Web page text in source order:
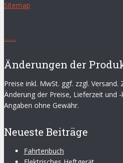
Sitemap
........
Änderungen der
Preise inkl. MwSt. ggf. zzgl. Versand.
Änderung der Preise, Lieferzeit und
Angaben ohne Gewähr.
Neueste Beiträge
Fahrtenbuch